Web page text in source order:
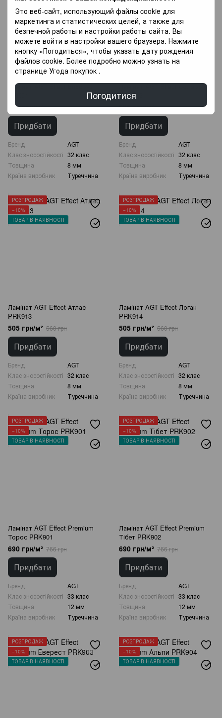
Это веб-сайт, использующий файлы cookie для
маркетинга и статистических целей, а также для
безпечной работы и настройки работы сайта. Вы
можете войти в настройки вашего браузера. Нажмите
кнопку «Погодиться», чтобы указать дату рождения
файлов cookie. Более подробно можно узнать на
странице Угода покупок .
Погодитися
Ламінат AGT Effect Ельбруз
505 грн/м² 560 грн
Придбати
Бренд
AGT
Клас зносостійкості 32 клас
Товщина
8 мм
Країна виробник
Туреччина
Ламінат AGT Effect Соларо
PRK912
505 грн/м² 560 грн
Придбати
Бренд
AGT
Клас зносостійкості 32 клас
Товщина
8 мм
Країна виробник
Туреччина
РОЗПРОДАЖ
−10%
ТОВАР В НАЯВНОСТІ
Ламінат AGT Effect Атлас
PRK913
505 грн/м² 560 грн
Придбати
Бренд
AGT
Клас зносостійкості 32 клас
Товщина
8 мм
Країна виробник
Туреччина
РОЗПРОДАЖ
−10%
ТОВАР В НАЯВНОСТІ
Ламінат AGT Effect Логан
PRK914
505 грн/м² 560 грн
Придбати
Бренд
AGT
Клас зносостійкості 32 клас
Товщина
8 мм
Країна виробник
Туреччина
РОЗПРОДАЖ
−10%
ТОВАР В НАЯВНОСТІ
Ламінат AGT Effect Premium
Торос PRK901
690 грн/м² 766 грн
Придбати
Бренд
AGT
Клас зносостійкості 33 клас
Товщина
12 мм
Країна виробник
Туреччина
РОЗПРОДАЖ
−10%
ТОВАР В НАЯВНОСТІ
Ламінат AGT Effect Premium
Тібет PRK902
690 грн/м² 766 грн
Придбати
Бренд
AGT
Клас зносостійкості 33 клас
Товщина
12 мм
Країна виробник
Туреччина
РОЗПРОДАЖ
−10%
ТОВАР В НАЯВНОСТІ
РОЗПРОДАЖ
−10%
ТОВАР В НАЯВНОСТІ